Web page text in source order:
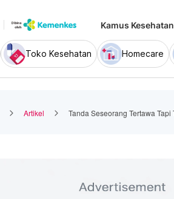
Kamus
Toko Kesehatan Homecare
Artikel Tanda Seseorang Tertawa